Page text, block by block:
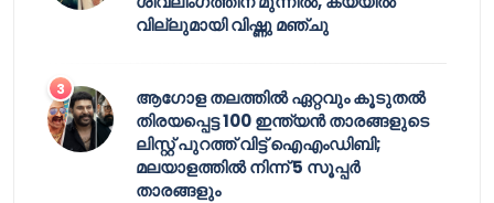
വില്ലുമായി വിഷ്ണു മഞ്ചു
ആഗോള തലത്തിൽ ഏറ്റവും കൂടുതൽ
തിരയപ്പെട്ട 100 ഇന്ത്യൻ താരങ്ങളുടെ
ലിസ്റ്റ് പുറത്ത് വിട്ട് ഐഎംഡിബി;
മലയാളത്തിൽ നിന്ന് 5 സൂപ്പർ
താരങ്ങളും